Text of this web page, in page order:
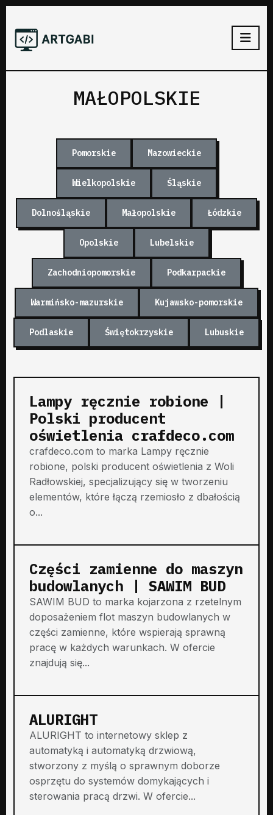
MAŁOPOLSKIE
Pomorskie Mazowieckie
Wielkopolskie Śląskie
Dolnośląskie Małopolskie Łódzkie
Opolskie Lubelskie
Zachodniopomorskie Podkarpackie
Warmińsko-mazurskie Kujawsko-pomorskie
Podlaskie Świętokrzyskie Lubuskie
Lampy ręcznie robione |
Polski producent
oświetlenia crafdeco.com
crafdeco.com to marka Lampy ręcznie
robione, polski producent oświetlenia z Woli
Radłowskiej, specjalizujący się w tworzeniu
elementów, które łączą rzemiosło z dbałością
o...
Części zamienne do maszyn
budowlanych | SAWIM BUD
SAWIM BUD to marka kojarzona z rzetelnym
doposażeniem flot maszyn budowlanych w
części zamienne, które wspierają sprawną
pracę w każdych warunkach. W ofercie
znajdują się...
ALURIGHT
ALURIGHT to internetowy sklep z
automatyką i automatyką drzwiową,
stworzony z myślą o sprawnym doborze
osprzętu do systemów domykających i
sterowania pracą drzwi. W ofercie...